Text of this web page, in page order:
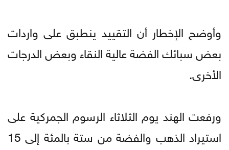
وأوضح الإخطار أن التقييد ينطبق على واردات
بعض سبائك الفضة عالية النقاء وبعض الدرجات
الأخرى.
ورفعت الهند يوم الثلاثاء الرسوم الجمركية على
استيراد الذهب والفضة من ستة بالمئة إلى 15